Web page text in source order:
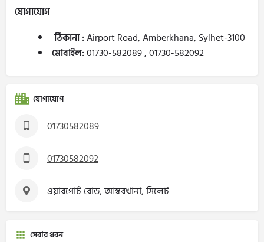
যোগাযোগ
ঠিকানা :Airport Road, Amberkhana, Sylhet-3100
মোবাইল:01730-582089 , 01730-582092
যোগাযোগ
01730582089
01730582092
এয়ারপোর্ট রোড, আম্বরখানা, সিলেট
সেবার ধরন